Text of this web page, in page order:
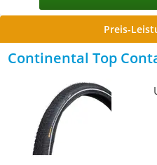
Preis-
Continental Top